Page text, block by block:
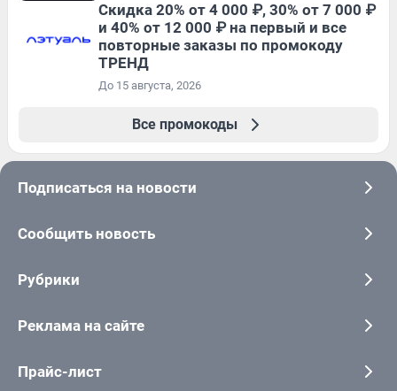
Скидка 20% от 4 000 ₽, 30% от 7 000 ₽
и 40% от 12 000 ₽ на первый и все
повторные заказы по промокоду
ТРЕНД
До 15 августа, 2026
Все промокоды
Подписаться на новости
Сообщить новость
Рубрики
Реклама на сайте
Прайс-лист